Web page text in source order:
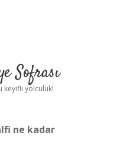
Sofrası
keyifli yolculuk!
ne kadar